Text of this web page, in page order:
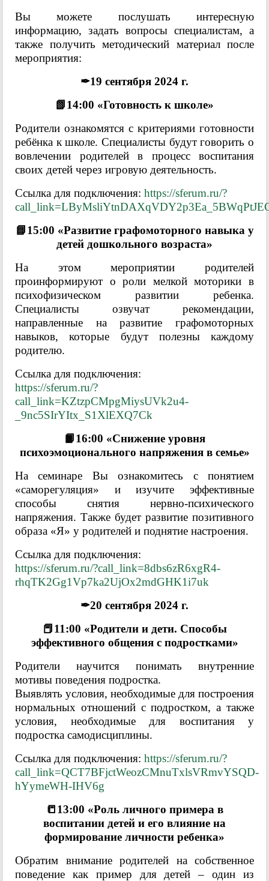
Вы можете послушать интересную
информацию, задать вопросы специалистам, а
также получить методический материал после
мероприятия:
✒19 сентября 2024 г.
📗14:00 «Готовность к школе»
Родители ознакомятся с критериями готовности
ребёнка к школе. Специалисты будут говорить о
вовлечении родителей в процесс воспитания
своих детей через игровую деятельность.
Ссылка для подключения: https://sferum.ru/?
📘15:00 «Развитие графомоторного навыка у
детей дошкольного возраста»
На этом мероприятии родителей
проинформируют о роли мелкой моторики в
психофизическом развитии ребенка.
Специалисты озвучат рекомендации,
направленные на развитие графомоторных
навыков, которые будут полезны каждому
родителю.
Ссылка для подключения:
https://sferum.ru/?
call_link=KZtzpCMpgMiysUVk2u4-
_9nc5SIrYItx_S1XlEXQ7Ck
📙16:00 «Снижение уровня
психоэмоционального напряжения в семье»
На семинаре Вы ознакомитесь с понятием
«саморегуляция» и изучите эффективные
способы снятия нервно-психического
напряжения. Также будет развитие позитивного
образа «Я» у родителей и поднятие настроения.
Ссылка для подключения:
https://sferum.ru/?call_link=8dbs6zR6xgR4-
rhqTK2Gg1Vp7ka2UjOx2mdGHK1i7uk
✒20 сентября 2024 г.
📕11:00 «Родители и дети. Способы
эффективного общения с подростками»
Родители научится понимать внутренние
мотивы поведения подростка.
Выявлять условия, необходимые для построения
нормальных отношений с подростком, а также
условия, необходимые для воспитания у
подростка самодисциплины.
Ссылка для подключения: https://sferum.ru/?
call_link=QCT7BFjctWeozCMnuTxlsVRmvYSQD-
hYymeWH-IHV6g
📒13:00 «Роль личного примера в
воспитании детей и его влияние на
формирование личности ребенка»
Обратим внимание родителей на собственное
поведение как пример для детей – один из